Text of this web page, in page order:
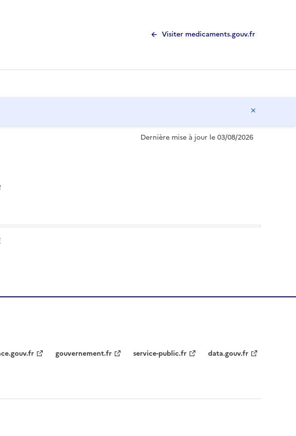
Visiter medicaments.gouv.fr
Dernière mise à jour le 03/08/2026
gouvernement.fr service-public.fr data.gouv.fr